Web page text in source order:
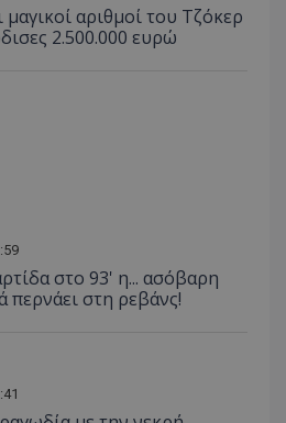
μαγικοί αριθμοί του Τζόκερ
2.500.000 ευρώ
στο 93' η... ασόβαρη
περνάει στη ρεβάνς!